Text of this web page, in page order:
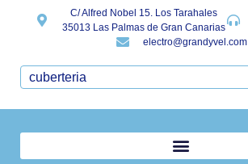
C/ Alfred Nobel 15. Los Tarahales
35013 Las Palmas de Gran Canarias
electro@grandyvel.com